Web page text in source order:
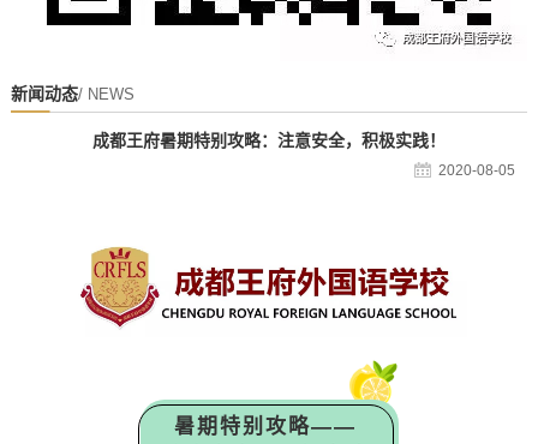
新闻动态/ NEWS
成都王府暑期特别攻略：注意安全，积极实践！
2020-08-05
暑期特别攻略——